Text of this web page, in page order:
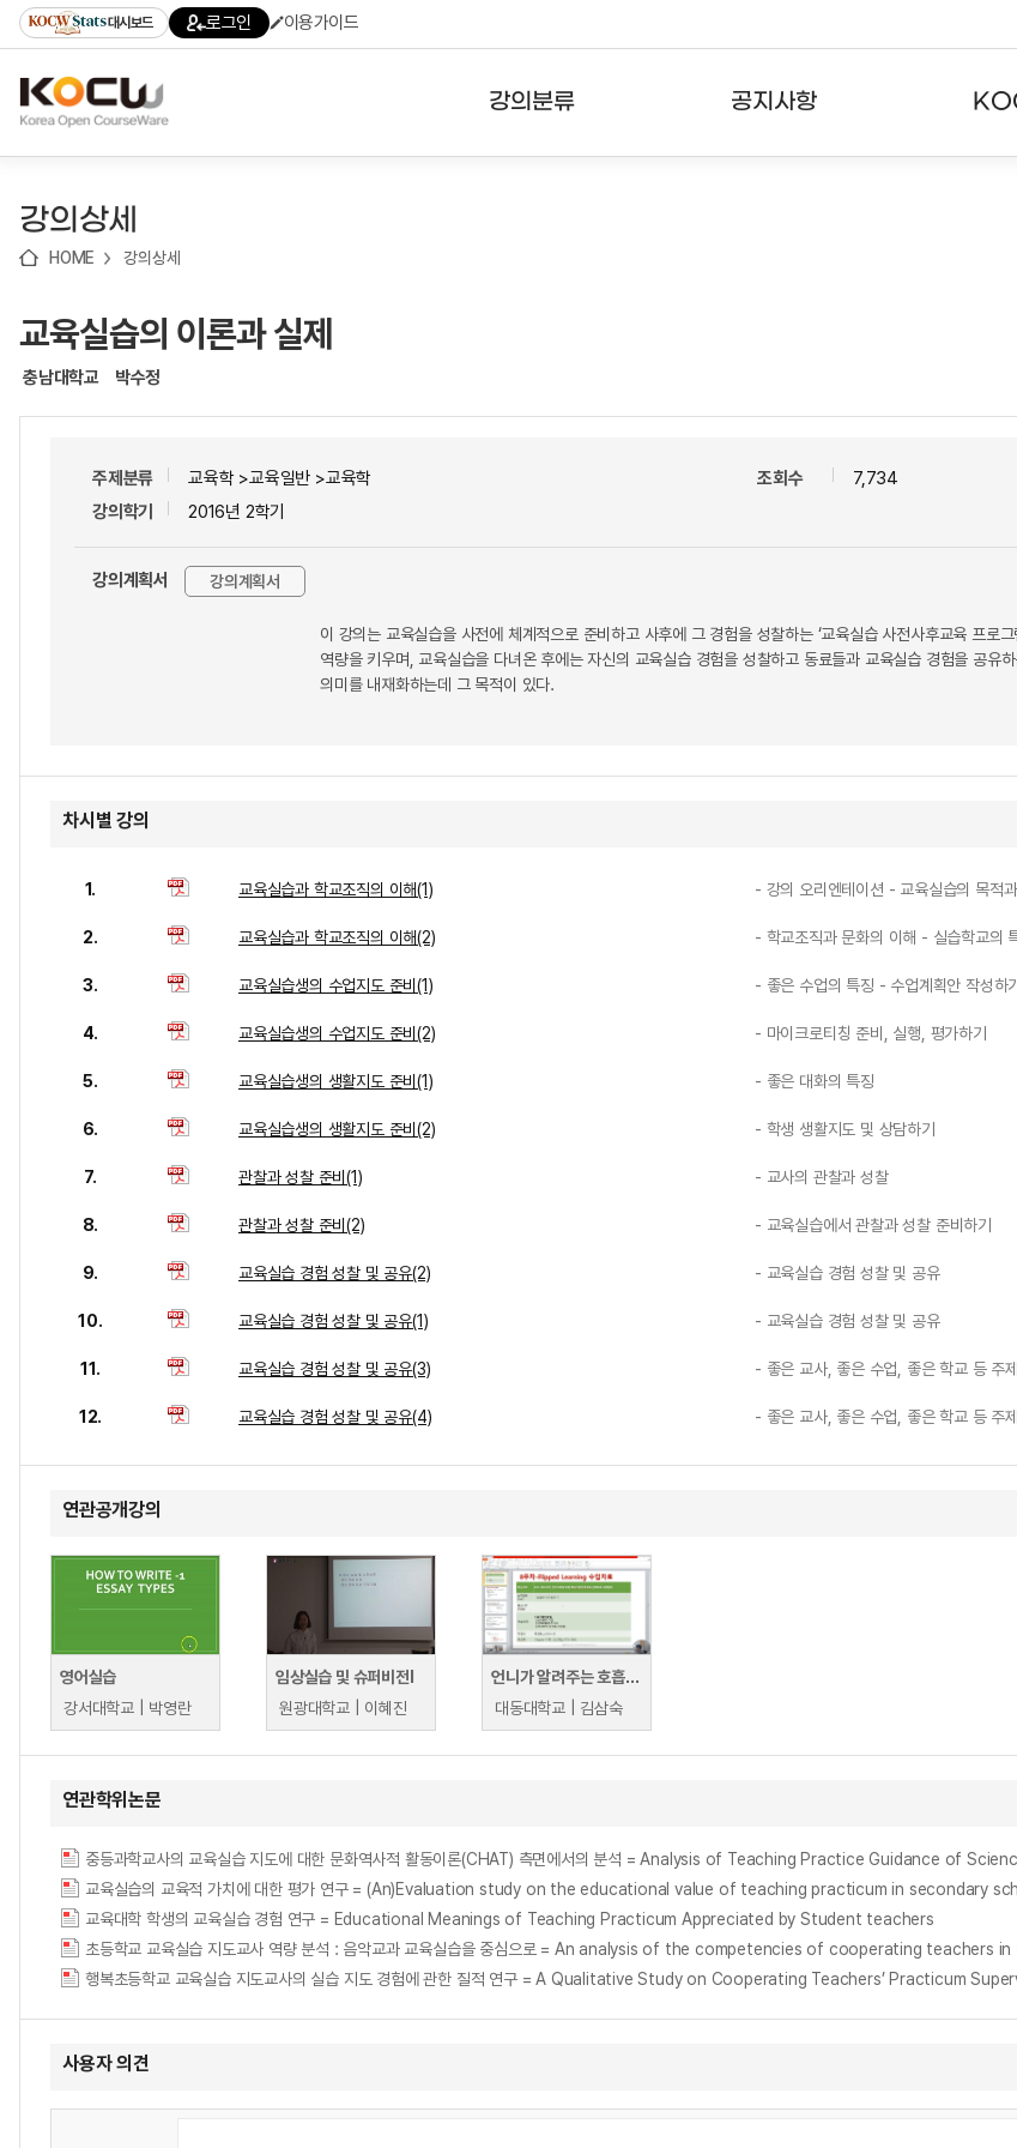
기
기
기
content)
가
대시보드 로그인 이용가이드
강의분류 공지사항
강의상세
HOME 강의상세
교육실습의 이론과 실제
충남대학교 박수정
주제분류
교육학 >교육일반 >교육학
강의학기
2016년 2학기
조회수 7,734
강의계획서 강의계획서
이 강의는 교육실습을 사전에 체계적으로 준비하고 사후에 그 경험을 성찰하는 ‘교육실습 사전사후교육 프
역량을 키우며, 교육실습을 다녀온 후에는 자신의 교육실습 경험을 성찰하고 동료들과 교육실습 경험을 공
의미를 내재화하는데 그 목적이 있다.
차시별 강의
1. 교육실습과 학교조직의 이해(1) - 강의 오리엔테이션 - 교육실습의 목적
2. 교육실습과 학교조직의 이해(2) - 학교조직과 문화의 이해 - 실습학교의
3. 교육실습생의 수업지도 준비(1) - 좋은 수업의 특징 - 수업계획안 작성하기
4. 교육실습생의 수업지도 준비(2) - 마이크로티칭 준비, 실행, 평가하기
5. 교육실습생의 생활지도 준비(1) - 좋은 대화의 특징
6. 교육실습생의 생활지도 준비(2) - 학생 생활지도 및 상담하기
7. 관찰과 성찰 준비(1) - 교사의 관찰과 성찰
8. 관찰과 성찰 준비(2) - 교육실습에서 관찰과 성찰 준비하기
9. 교육실습 경험 성찰 및 공유(2) - 교육실습 경험 성찰 및 공유
10. 교육실습 경험 성찰 및 공유(1) - 교육실습 경험 성찰 및 공유
11. 교육실습 경험 성찰 및 공유(3) - 좋은 교사, 좋은 수업, 좋은 학교 등 주
12. 교육실습 경험 성찰 및 공유(4) - 좋은 교사, 좋은 수업, 좋은 학교 등 주
연관공개강의
영어실습
강서대학교 | 박영란
임상실습 및 슈퍼비전Ⅰ
원광대학교 | 이혜진
언니가 알려주는 호흡유지 간호법
대동대학교 | 김삼숙
연관학위논문
중등과학교사의 교육실습 지도에 대한 문화역사적 활동이론(CHAT) 측면에서의 분석 = Analysis of Teaching Practice Guidance of
교육실습의 교육적 가치에 대한 평가 연구 = (An)Evaluation study on the educational value of teaching practicum in secondary
교육대학 학생의 교육실습 경험 연구 = Educational Meanings of Teaching Practicum Appreciated by Student teachers
초등학교 교육실습 지도교사 역량 분석 : 음악교과 교육실습을 중심으로 = An analysis of the competencies of cooperating
행복초등학교 교육실습 지도교사의 실습 지도 경험에 관한 질적 연구 = A Qualitative Study on Cooperating Teachers’ Practicum
사용자 의견